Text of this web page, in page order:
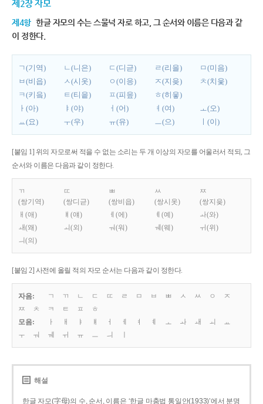
제2장 자모
제4항 한글 자모의 수는 스물넉 자로 하고, 그 순서와 이름은 다음과 같
이 정한다.
ㄱ(기역) ㄴ(니은) ㄷ(디귿) ㄹ(리을)
ㅁ(미음)
ㅂ(비읍)
ㅅ(시옷) ㅇ(이응) ㅈ(지읒)
ㅊ(치읓)
ㅋ(키읔)
ㅌ(티읕) ㅍ(피읖)
ㅎ(히읗)
ㅏ(아)
ㅑ(야) ㅓ(어) ㅕ(여)
ㅗ(오)
ㅛ(요)
ㅜ(우) ㅠ(유) ㅡ(으) ㅣ(이)
[붙임 1] 위의 자모로써 적을 수 없는 소리는 두 개 이상의 자모를 어울러서 적되, 그
순서와 이름은 다음과 같이 정한다.
ㄲ
(쌍기역)
ㄸ
(쌍디귿)
ㅃ
(쌍비읍)
ㅆ
(쌍시옷)
ㅉ
(쌍지읒)
ㅐ(애)
ㅒ(얘) ㅔ(에) ㅖ(예)
ㅘ(와)
ㅙ(왜)
ㅚ(외) ㅝ(워) ㅞ(웨)
ㅟ(위)
ㅢ(의)
[붙임 2] 사전에 올릴 적의 자모 순서는 다음과 같이 정한다.
자음: ㄱ ㄲ ㄴ ㄷ ㄸ ㄹ ㅁ ㅂ ㅃ ㅅ ㅆ ㅇ
ㅈ
ㅉ
ㅊ ㅋ ㅌ ㅍ
ㅎ
모음:
ㅏ ㅐ ㅑ ㅒ ㅓ ㅔ ㅕ ㅖ ㅗ ㅘ ㅙ ㅚ
ㅛ
ㅜ
ㅝ ㅞ ㅟ ㅠ ㅡ ㅢ
해설
한글 자모(字母)의 수, 순서, 이름은 ‘한글 마춤법 통일안(1933)’에서 분명